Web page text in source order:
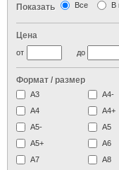
Показать Все В
Цена
до
от
Формат / размер
А3
А4-
А4
A4+
А5-
А5
A5+
А6
А7
A8